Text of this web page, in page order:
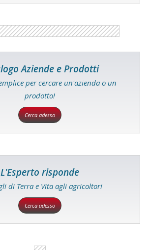
Aziende e Prodotti
per cercare un'azienda o un
prodotto!
Cerca adesso
L'Esperto risponde
di Terra e Vita agli agricoltori
Cerca adesso